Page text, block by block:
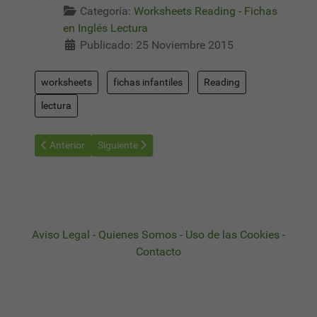
Categoría: Worksheets Reading - Fichas
en Inglés Lectura
Publicado: 25 Noviembre 2015
worksheets fichas infantiles Reading
lectura
Artículo anterior: Worksheets Reading 02 - Fichas Aprender a
Anterior Artículo siguiente: Worksheets Reading 04 -
Siguiente
Aviso Legal - Quienes Somos - Uso de las Cookies -
Contacto